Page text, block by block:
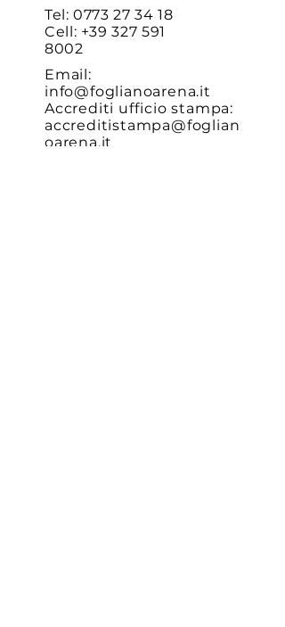
Tel:0773 27 34 18
Cell: +39 327 591
8002
Email:
info@foglianoarena.it
Accrediti ufficio stampa:
accreditistampa@foglian
oarena.it